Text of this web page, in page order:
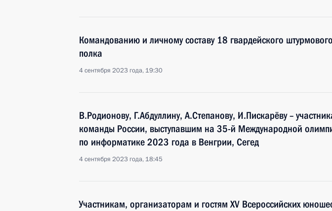
Командованию и личному составу 18 гвардейского
полка
4 сентября 2023 года, 19:30
В.Родионову, Г.Абдуллину, А.Степанову, И.Пискарёву –
команды России, выступавшим на 35-й Международной
по информатике 2023 года в Венгрии, Сегед
4 сентября 2023 года, 18:45
Участникам, организаторам и гостям XV Всероссийских